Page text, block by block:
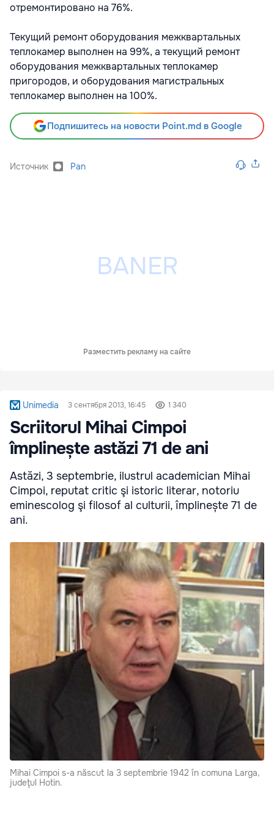
отремонтировано на 76%.
Текущий ремонт оборудования межквартальных
теплокамер выполнен на 99%, а текущий ремонт
оборудования межквартальных теплокамер
пригородов, и оборудования магистральных
теплокамер выполнен на 100%.
Подпишитесь на новости Point.md в Google
Источник Pan
Разместить рекламу на сайте
Unimedia 3 сентября 2013, 16:45 1 340
Scriitorul Mihai Cimpoi
împlinește astăzi 71 de ani
Astăzi, 3 septembrie, ilustrul academician Mihai
Cimpoi, reputat critic şi istoric literar, notoriu
eminescolog şi filosof al culturii, împlinește 71 de
ani.
Mihai Cimpoi s-a născut la 3 septembrie 1942 în comuna Larga,
judeţul Hotin.